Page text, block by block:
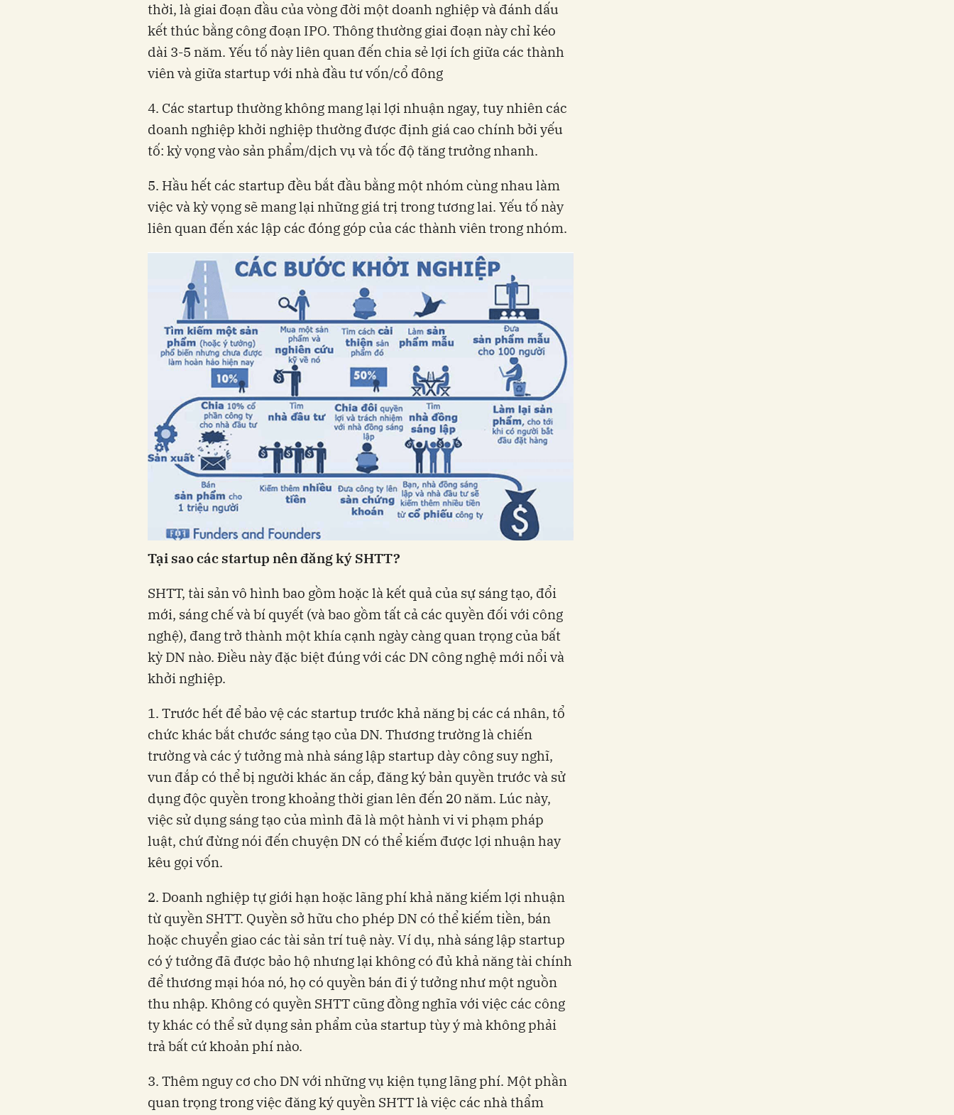
thời, là giai đoạn đầu của vòng đời một doanh nghiệp và đánh dấu
kết thúc bằng công đoạn IPO. Thông thường giai đoạn này chỉ kéo
dài 3-5 năm. Yếu tố này liên quan đến chia sẻ lợi ích giữa các thành
viên và giữa startup với nhà đầu tư vốn/cổ đông
4. Các startup thường không mang lại lợi nhuận ngay, tuy nhiên các
doanh nghiệp khởi nghiệp thường được định giá cao chính bởi yếu
tố: kỳ vọng vào sản phẩm/dịch vụ và tốc độ tăng trưởng nhanh.
5. Hầu hết các startup đều bắt đầu bằng một nhóm cùng nhau làm
việc và kỳ vọng sẽ mang lại những giá trị trong tương lai. Yếu tố này
liên quan đến xác lập các đóng góp của các thành viên trong nhóm.
Tại sao các startup nên đăng ký SHTT?
SHTT, tài sản vô hình bao gồm hoặc là kết quả của sự sáng tạo, đổi
mới, sáng chế và bí quyết (và bao gồm tất cả các quyền đối với công
nghệ), đang trở thành một khía cạnh ngày càng quan trọng của bất
kỳ DN nào. Điều này đặc biệt đúng với các DN công nghệ mới nổi và
khởi nghiệp.
1. Trước hết để bảo vệ các startup trước khả năng bị các cá nhân, tổ
chức khác bắt chước sáng tạo của DN. Thương trường là chiến
trường và các ý tưởng mà nhà sáng lập startup dày công suy nghĩ,
vun đắp có thể bị người khác ăn cắp, đăng ký bản quyền trước và sử
dụng độc quyền trong khoảng thời gian lên đến 20 năm. Lúc này,
việc sử dụng sáng tạo của mình đã là một hành vi vi phạm pháp
luật, chứ đừng nói đến chuyện DN có thể kiếm được lợi nhuận hay
kêu gọi vốn.
2. Doanh nghiệp tự giới hạn hoặc lãng phí khả năng kiếm lợi nhuận
từ quyền SHTT. Quyền sở hữu cho phép DN có thể kiếm tiền, bán
hoặc chuyển giao các tài sản trí tuệ này. Ví dụ, nhà sáng lập startup
có ý tưởng đã được bảo hộ nhưng lại không có đủ khả năng tài chính
để thương mại hóa nó, họ có quyền bán đi ý tưởng như một nguồn
thu nhập. Không có quyền SHTT cũng đồng nghĩa với việc các công
ty khác có thể sử dụng sản phẩm của startup tùy ý mà không phải
trả bất cứ khoản phí nào.
3. Thêm nguy cơ cho DN với những vụ kiện tụng lãng phí. Một phần
quan trọng trong việc đăng ký quyền SHTT là việc các nhà thẩm